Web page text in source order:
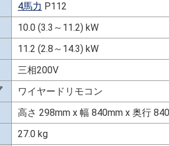
4馬力 P112
10.0 (3.3～11.2) kW
11.2 (2.8～14.3) kW
三相200V
ワイヤードリモコン
高さ 298mm x 幅 840mm x 奥行
27.0 kg